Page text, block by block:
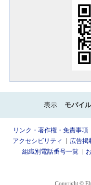
表示 モバイル
リンク・著作権・免責事項
アクセシビリティ
広告掲
組織別電話番号一覧
Copyright ©